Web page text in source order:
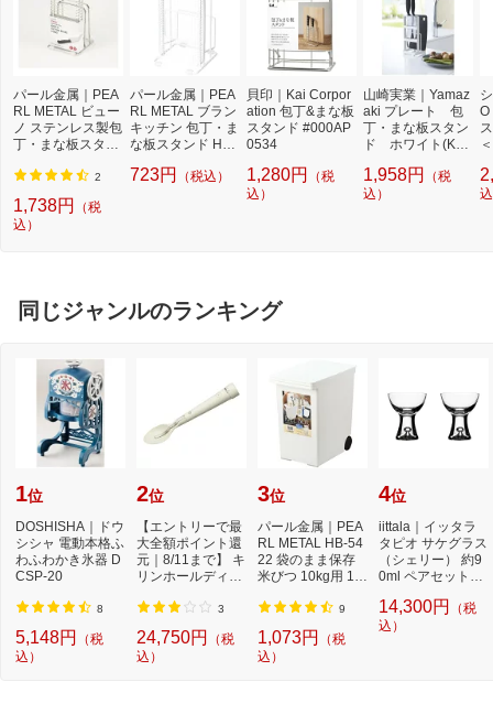
パール金属｜PEA
RL METAL ビュー
ノ ステンレス製包
丁・まな板スタン
86]
2
1,738円
（税
込）
パール金属｜PEA
RL METAL ブラン
キッチン 包丁・ま
な板スタンド HB-
723円 （税込）
貝印｜Kai Corpor
ation 包丁&まな板
スタンド #000AP
0534
1,280円
（税
込）
山崎実業｜Yamaz
aki プレート 包
丁・まな板スタン
ド ホワイト(Knif
Stand Plate) 0243
6 ホワイト[2436]
1,958円
（税
込）
O
同じジャンルのランキング
1位
DOSHISHA｜ドウ
シシャ 電動本格ふ
わふわかき氷器 D
CSP-20
8
5,148円
（税
込）
2位
【エントリーで最
大全額ポイント還
元｜8/11まで】 キ
リンホールディン
3
24,750円
（税
込）
3位
パール金属｜PEA
RL METAL HB-54
22 袋のまま保存
米びつ 10kg用 1合
9
1,073円
（税
込）
4位
iittala｜イッタラ
タピオ サケグラス
（シェリー） 約9
0ml ペアセット
14,300円
（税
込）